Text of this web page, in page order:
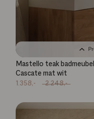
Mastello teak
Cascate mat wit
1.358,- 2.248,-